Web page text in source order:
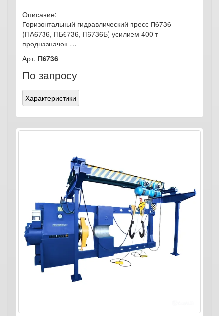
Описание:
Горизонтальный гидравлический пресс П6736
(ПА6736, ПБ6736, П6736Б) усилием 400 т
предназначен …
Арт. П6736
По запросу
Характеристики